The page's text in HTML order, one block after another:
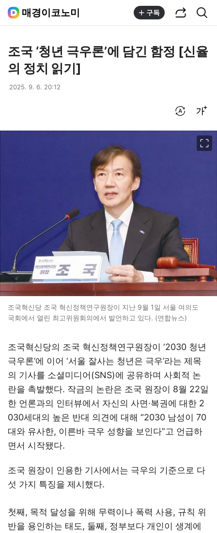
매경이코노미 구독
조국 ‘청년 극우론’에 담긴 함정 [신율
의 정치 읽기]
2025. 9. 6. 20:12
조국혁신당 조국 혁신정책연구원장이 지난 9월 1일 서울 여의도
국회에서 열린 최고위원회의에서 발언하고 있다. (연합뉴스)
조국혁신당의 조국 혁신정책연구원장이 ‘2030 청년
극우론’에 이어 ‘서울 잘사는 청년은 극우’라는 제목
의 기사를 소셜미디어(SNS)에 공유하며 사회적 논
란을 촉발했다. 작금의 논란은 조국 원장이 8월 22일
한 언론과의 인터뷰에서 자신의 사면·복권에 대한 2
030세대의 높은 반대 의견에 대해 “2030 남성이 70
대와 유사한, 이른바 극우 성향을 보인다”고 언급하
면서 시작됐다.
조국 원장이 인용한 기사에서는 극우의 기준으로 다
섯 가지 특징을 제시했다.
첫째, 목적 달성을 위해 무력이나 폭력 사용, 규칙 위
반을 용인하는 태도, 둘째, 정부보다 개인이 생계에